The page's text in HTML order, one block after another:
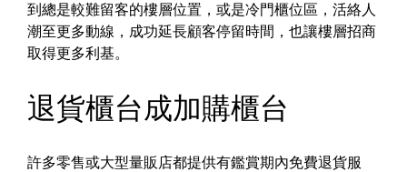
到總是較難留客的樓層位置，或是冷門櫃位區，活絡人
潮至更多動線，成功延長顧客停留時間，也讓樓層招商
取得更多利基。
退貨櫃台成加購櫃台
許多零售或大型量販店都提供有鑑賞期內免費退貨服